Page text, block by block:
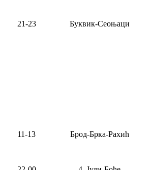
21-23 Буквик-Сеоњаци
11-13 Брод-Брка-Рахић